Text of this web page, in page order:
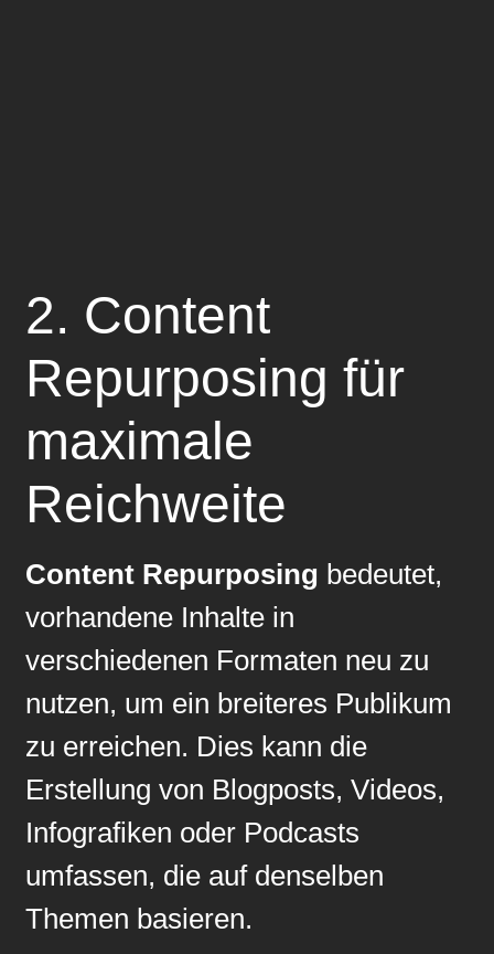
2. Content
Repurposing für
maximale
Reichweite
Content Repurposing bedeutet,
vorhandene Inhalte in
verschiedenen Formaten neu zu
nutzen, um ein breiteres Publikum
zu erreichen. Dies kann die
Erstellung von Blogposts, Videos,
Infografiken oder Podcasts
umfassen, die auf denselben
Themen basieren.